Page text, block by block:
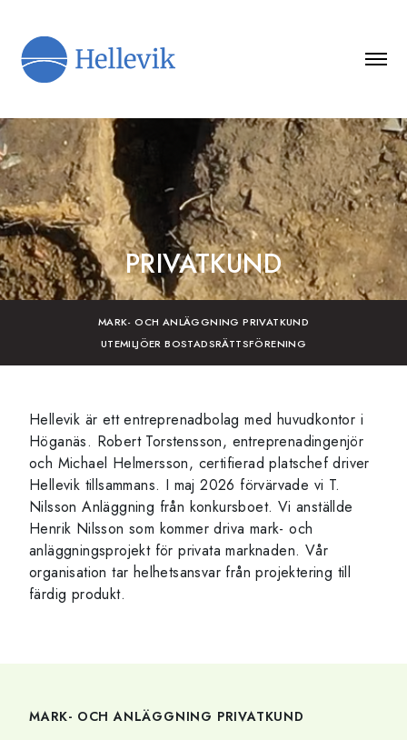
PRIVATKUND
MARK- OCH ANLÄGGNING PRIVATKUND
UTEMILJÖER BOSTADSRÄTTSFÖRENING
Hellevik är ett entreprenadbolag med huvudkontor i
Höganäs. Robert Torstensson, entreprenadingenjör
och Michael Helmersson, certifierad platschef driver
Hellevik tillsammans. I maj 2026 förvärvade vi T.
Nilsson Anläggning från konkursboet. Vi anställde
Henrik Nilsson som kommer driva mark- och
anläggningsprojekt för privata marknaden. Vår
organisation tar helhetsansvar från projektering till
färdig produkt.
MARK- OCH ANLÄGGNING PRIVATKUND